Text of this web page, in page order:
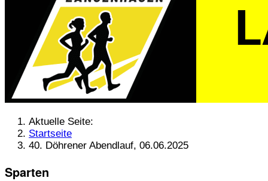
Aktuelle Seite:
Startseite
40. Döhrener Abendlauf, 06.06.2025
Sparten